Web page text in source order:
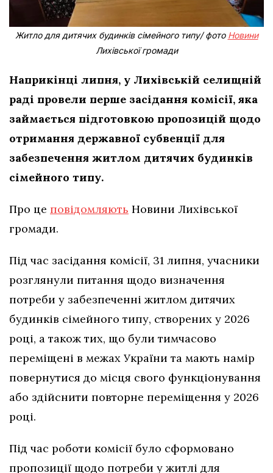
Житло для дитячих будинків сімейного типу/ фото Новини
Лихівської громади
Наприкінці липня, у Лихівській селищній
раді провели перше засідання комісії, яка
займається підготовкою пропозицій щодо
отримання державної субвенції для
забезпечення житлом дитячих будинків
сімейного типу.
Про це повідомляють Новини Лихівської
громади.
Під час засідання комісії, 31 липня, учасники
розглянули питання щодо визначення
потреби у забезпеченні житлом дитячих
будинків сімейного типу, створених у 2026
році, а також тих, що були тимчасово
переміщені в межах України та мають намір
повернутися до місця свого функціонування
або здійснити повторне переміщення у 2026
році.
Під час роботи комісії було сформовано
пропозиції щодо потреби у житлі для